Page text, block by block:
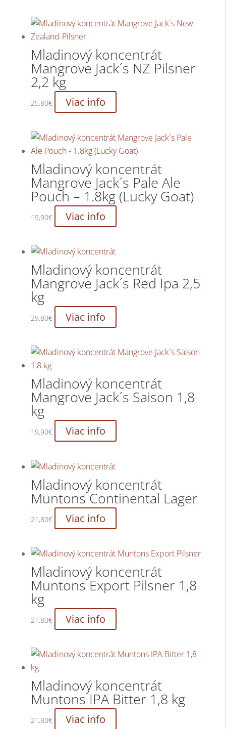
Mladinový koncentrát
Mangrove Jack´s NZ Pilsner
2,2 kg
25,80€ Viac info
Mladinový koncentrát
Mangrove Jack´s Pale Ale
Pouch – 1.8kg (Lucky Goat)
19,90€ Viac info
Mladinový koncentrát
Mangrove Jack´s Red Ipa 2,5
kg
29,80€ Viac info
Mladinový koncentrát
Mangrove Jack´s Saison 1,8
kg
19,90€ Viac info
Mladinový koncentrát
Muntons Continental Lager
21,80€ Viac info
Mladinový koncentrát
Muntons Export Pilsner 1,8
kg
21,80€ Viac info
Mladinový koncentrát
Muntons IPA Bitter 1,8 kg
21,80€ Viac info